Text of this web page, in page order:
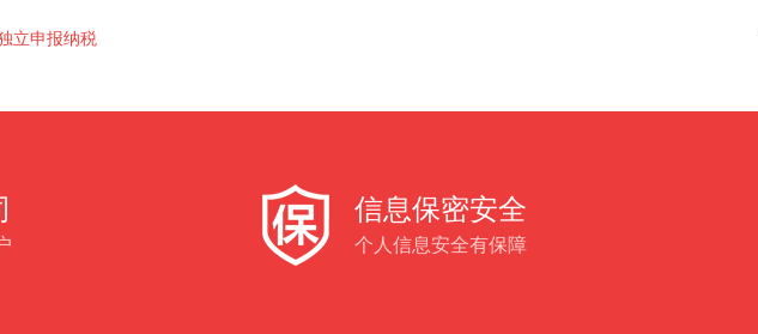
立申报纳税
信息保密安全
个人信息安全有保障